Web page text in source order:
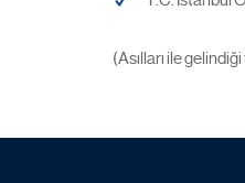
(Asılları ile